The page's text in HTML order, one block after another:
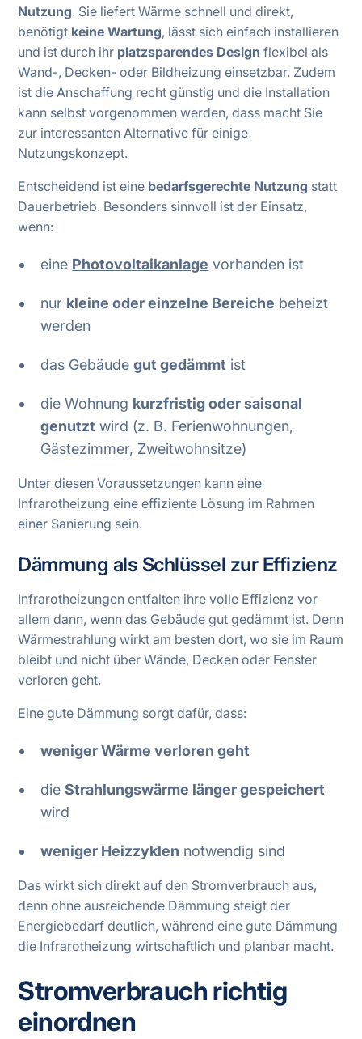
Nutzung. Sie liefert Wärme schnell und direkt,
benötigt keine Wartung, lässt sich einfach installieren
und ist durch ihr platzsparendes Design flexibel als
Wand-, Decken- oder Bildheizung einsetzbar. Zudem
ist die Anschaffung recht günstig und die Installation
kann selbst vorgenommen werden, dass macht Sie
zur interessanten Alternative für einige
Nutzungskonzept.
Entscheidend ist eine bedarfsgerechte Nutzung statt
Dauerbetrieb. Besonders sinnvoll ist der Einsatz,
wenn:
eine Photovoltaikanlage vorhanden ist
nur kleine oder einzelne Bereiche beheizt
werden
das Gebäudegut gedämmt ist
die Wohnung kurzfristig oder saisonal
genutzt wird (z. B. Ferienwohnungen,
Gästezimmer, Zweitwohnsitze)
Unter diesen Voraussetzungen kann eine
Infrarotheizung eine effiziente Lösung im Rahmen
einer Sanierung sein.
Dämmung als Schlüssel zur Effizienz
Infrarotheizungen entfalten ihre volle Effizienz vor
allem dann, wenn das Gebäude gut gedämmt ist. Denn
Wärmestrahlung wirkt am besten dort, wo sie im Raum
bleibt und nicht über Wände, Decken oder Fenster
verloren geht.
Eine gute Dämmung sorgt dafür, dass:
weniger Wärme verloren geht
dieStrahlungswärme länger gespeichert
wird
weniger Heizzyklen notwendig sind
Das wirkt sich direkt auf den Stromverbrauch aus,
denn ohne ausreichende Dämmung steigt der
Energiebedarf deutlich, während eine gute Dämmung
die Infrarotheizung wirtschaftlich und planbar macht.
Stromverbrauch richtig
einordnen